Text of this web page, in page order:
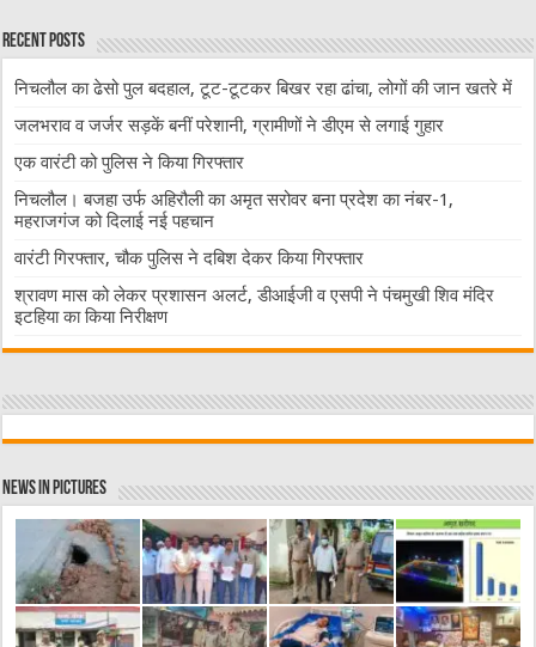
Recent Posts
निचलौल का ढेसो पुल बदहाल, टूट-टूटकर बिखर रहा ढांचा, लोगों की जान खतरे में
जलभराव व जर्जर सड़कें बनीं परेशानी, ग्रामीणों ने डीएम से लगाई गुहार
एक वारंटी को पुलिस ने किया गिरफ्तार
निचलौल। बजहा उर्फ अहिरौली का अमृत सरोवर बना प्रदेश का नंबर-1,
महराजगंज को दिलाई नई पहचान
वारंटी गिरफ्तार, चौक पुलिस ने दबिश देकर किया गिरफ्तार
श्रावण मास को लेकर प्रशासन अलर्ट, डीआईजी व एसपी ने पंचमुखी शिव मंदिर
इटहिया का किया निरीक्षण
News in Pictures